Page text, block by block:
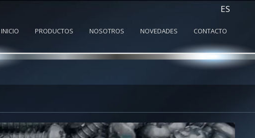
ES
INICIO PRODUCTOS NOSOTROS NOVEDADES CONTACTO